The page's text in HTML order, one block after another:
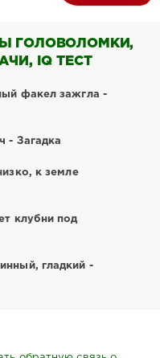
ГОЛОВОЛОМКИ,
IQ ТЕСТ
факел зажгла -
- Загадка
к земле
клубни под
гладкий -